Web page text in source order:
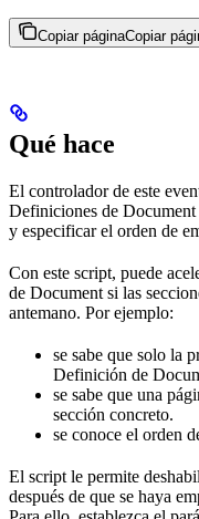
Copiar páginaCopiar
Qué hace
El controlador de este
Definiciones de Document
y especificar el orden de
Con este script, puede
de Document si las
antemano. Por ejemplo:
se sabe que solo la
Definición de
se sabe que una
sección concreto.
se conoce el orden
El script le permite
después de que se haya